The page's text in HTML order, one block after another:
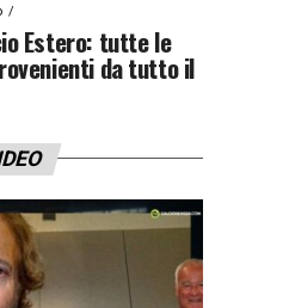
Estero: tutte le
da tutto il